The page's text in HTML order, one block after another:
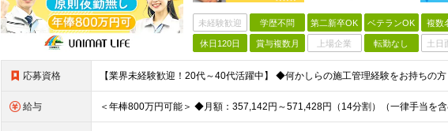
未経験歓迎 学歴不問 第二新卒OK ベテランOK 複数
休日120日 賞与複数月 上場企業 転勤なし 土日
応募資格
給与